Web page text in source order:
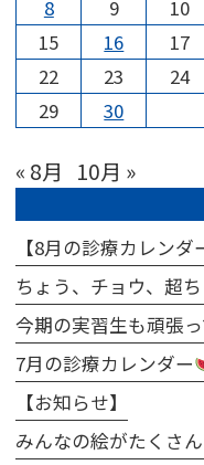
8 9 10
15
16 17
22
23 24
29
30
« 8月 10月 »
【8月の診療カレン
ちょう、チョウ、超
今期の実習生も頑張
7月の診療カレンダー
【お知らせ】
みんなの絵がたくさ